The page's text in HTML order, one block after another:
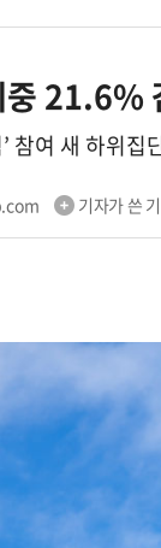
중
참여 새 하위집
기자가 쓴